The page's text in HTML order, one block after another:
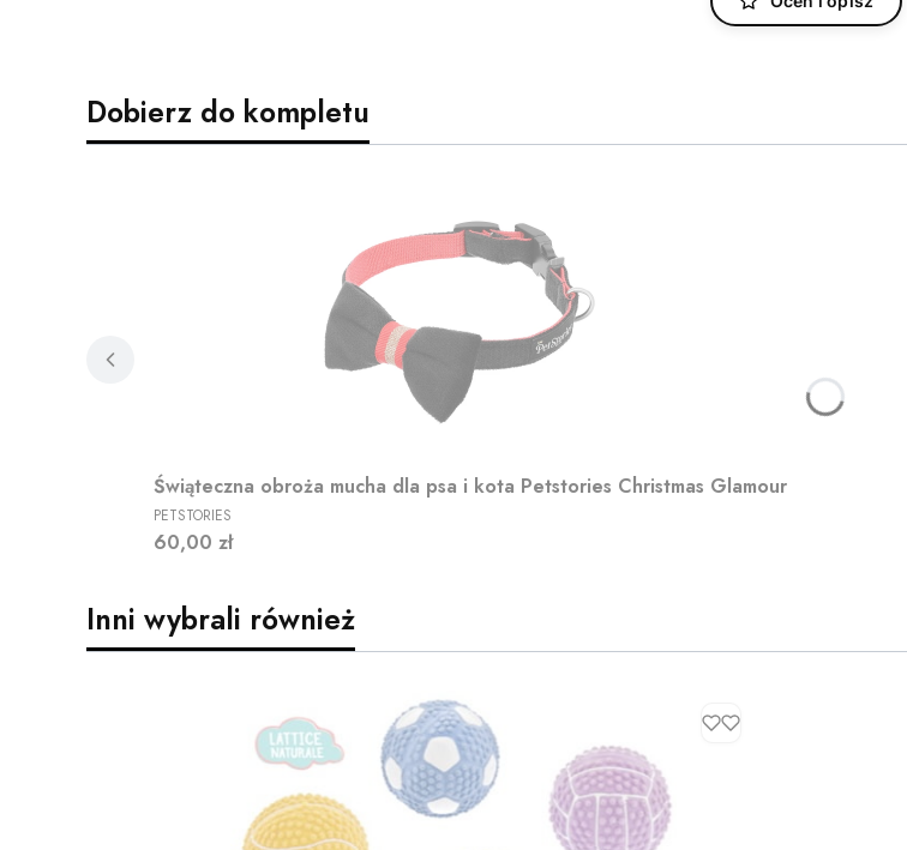
Dobierz do kompletu
Świąteczna obroża mucha dla psa i kota Petstories Christmas Glamour
PRODUCENT
PETSTORIES
Cena
60,00 zł
Inni wybrali również